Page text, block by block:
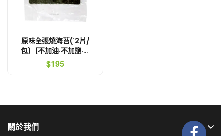
原味全張燒海苔(12片/
包)【不加油·不加鹽·不
加醬油】
$195
關於我們